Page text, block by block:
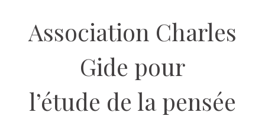
contenuAssociation Charles
Gide pour
l’étude de la pensée